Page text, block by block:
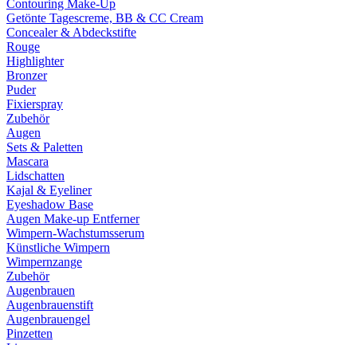
Contouring Make-Up
Getönte Tagescreme, BB & CC Cream
Concealer & Abdeckstifte
Rouge
Highlighter
Bronzer
Puder
Fixierspray
Zubehör
Augen
Sets & Paletten
Mascara
Lidschatten
Kajal & Eyeliner
Eyeshadow Base
Augen Make-up Entferner
Wimpern-Wachstumsserum
Künstliche Wimpern
Wimpernzange
Zubehör
Augenbrauen
Augenbrauenstift
Augenbrauengel
Pinzetten